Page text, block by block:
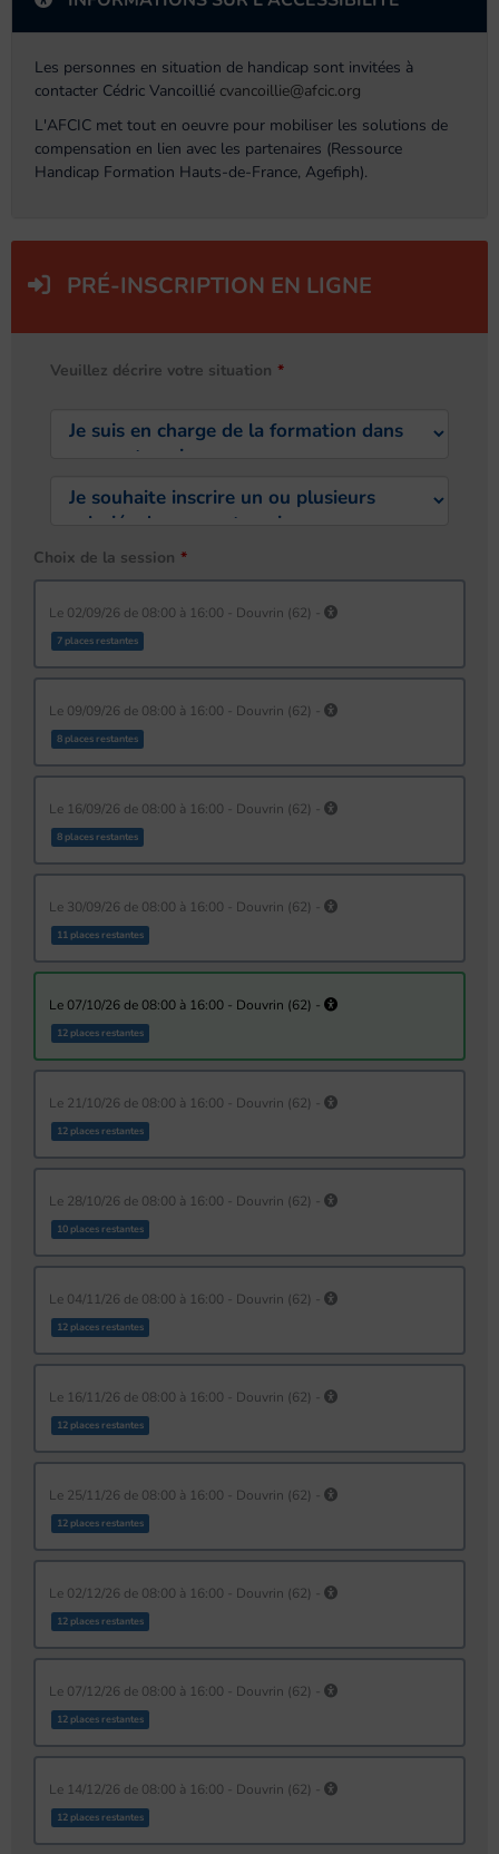
Les personnes en situation de handicap sont invitées à
contacter Cédric Vancoillié cvancoillie@afcic.org
L'AFCIC met tout en oeuvre pour mobiliser les solutions de
compensation en lien avec les partenaires (Ressource
Handicap Formation Hauts-de-France, Agefiph).
PRÉ-INSCRIPTION EN LIGNE
Veuillez décrire votre situation
Choix de la session
le 02/09/26 de 08:00 à 16:00 - Douvrin (62) -
7 places restantes
le 09/09/26 de 08:00 à 16:00 - Douvrin (62) -
8 places restantes
le 16/09/26 de 08:00 à 16:00 - Douvrin (62) -
8 places restantes
le 30/09/26 de 08:00 à 16:00 - Douvrin (62) -
11 places restantes
le 07/10/26 de 08:00 à 16:00 - Douvrin (62) -
12 places restantes
le 21/10/26 de 08:00 à 16:00 - Douvrin (62) -
12 places restantes
le 28/10/26 de 08:00 à 16:00 - Douvrin (62) -
10 places restantes
le 04/11/26 de 08:00 à 16:00 - Douvrin (62) -
12 places restantes
le 16/11/26 de 08:00 à 16:00 - Douvrin (62) -
12 places restantes
le 25/11/26 de 08:00 à 16:00 - Douvrin (62) -
12 places restantes
le 02/12/26 de 08:00 à 16:00 - Douvrin (62) -
12 places restantes
le 07/12/26 de 08:00 à 16:00 - Douvrin (62) -
12 places restantes
le 14/12/26 de 08:00 à 16:00 - Douvrin (62) -
12 places restantes